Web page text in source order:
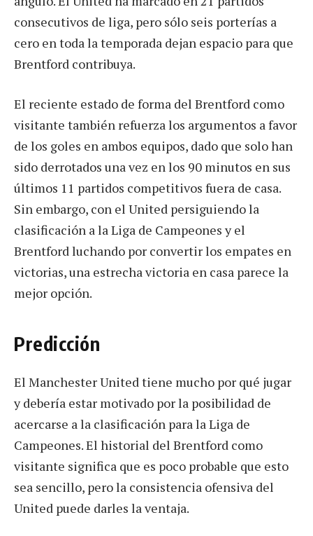
consecutivos de liga, pero sólo seis porterías a
cero en toda la temporada dejan espacio para que
Brentford contribuya.
El reciente estado de forma del Brentford como
visitante también refuerza los argumentos a favor
de los goles en ambos equipos, dado que solo han
sido derrotados una vez en los 90 minutos en sus
últimos 11 partidos competitivos fuera de casa.
Sin embargo, con el United persiguiendo la
clasificación a la Liga de Campeones y el
Brentford luchando por convertir los empates en
victorias, una estrecha victoria en casa parece la
mejor opción.
Predicción
El Manchester United tiene mucho por qué jugar
y debería estar motivado por la posibilidad de
acercarse a la clasificación para la Liga de
Campeones. El historial del Brentford como
visitante significa que es poco probable que esto
sea sencillo, pero la consistencia ofensiva del
United puede darles la ventaja.